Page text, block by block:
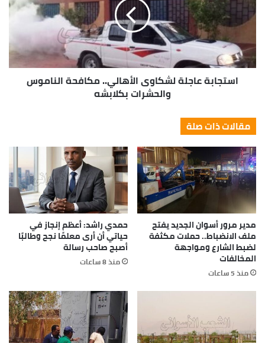
استجابة عاجلة لشكاوى الأهالي.. مكافحة الناموس
والحشرات بكلابشه
مقالات ذات صلة
مدير مرور أسوان الجديد يفتح
ملف الانضباط.. حملات مكثفة
لضبط الشارع ومواجهة
المخالفات
منذ 5 ساعات
حمدي راشد: أعظم إنجاز في
حياتي أن أرى معلمًا نجح وطالبًا
أصبح صاحب رسالة
منذ 8 ساعات